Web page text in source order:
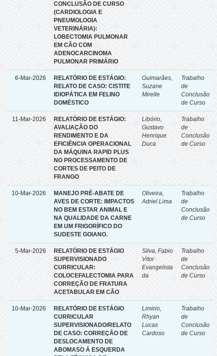
CONCLUSÃO DE CURSO
(CARDIOLOGIA E
PNEUMOLOGIA
VETERINÁRIA):
LOBECTOMIA PULMONAR
EM CÃO COM
ADENOCARCINOMA
PULMONAR PRIMÁRIO
6-Mar-2026
RELATÓRIO DE ESTÁGIO:
RELATO DE CASO: CISTITE
IDIOPÁTICA EM FELINO
DOMÉSTICO
Guimarães,
Suzane
Mirelle
Trabalho
de
Conclusão
de Curso
11-Mar-2026
RELATÓRIO DE ESTÁGIO:
AVALIAÇÃO DO
RENDIMENTO E DA
EFICIÊNCIA OPERACIONAL
DA MÁQUINA RAPID PLUS
NO PROCESSAMENTO DE
CORTES DE PEITO DE
FRANGO
Libório,
Gustavo
Henrique
Duca
Trabalho
de
Conclusão
de Curso
10-Mar-2026
MANEJO PRÉ-ABATE DE
AVES DE CORTE: IMPACTOS
NO BEM ESTAR ANIMAL E
NA QUALIDADE DA CARNE
EM UM FRIGORÍFICO DO
SUDESTE GOIANO.
Oliveira,
Adriel Lima
Trabalho
de
Conclusão
de Curso
5-Mar-2026
RELATÓRIO DE ESTÁGIO
SUPERVISIONADO
CURRICULAR:
COLOCEFALECTOMIA PARA
CORREÇÃO DE FRATURA
ACETABULAR EM CÃO
Silva, Fabio
Vitor
Evangelista
da
Trabalho
de
Conclusão
de Curso
10-Mar-2026
RELATÓRIO DE ESTÁGIO
CURRICULAR
SUPERVISIONADO/RELATO
DE CASO: CORREÇÃO DE
DESLOCAMENTO DE
ABOMASO Á ESQUERDA
Limirio,
Rhyan
Lucas
Cardoso
Trabalho
de
Conclusão
de Curso